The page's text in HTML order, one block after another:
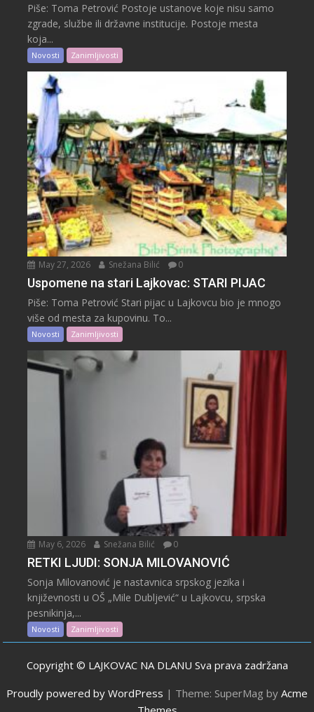
Piše: Toma Petrović Postoje ustanove koje nisu samo
zgrade, službe ili državne institucije. Postoje mesta
koja...
Novosti Zanimljivosti
May 27, 2026 Snežana Bilić 0
Uspomene na stari Lajkovac: STARI PIJAC
Piše: Toma Petrović Stari pijac u Lajkovcu bio je mnogo
više od mesta za kupovinu. To...
Novosti Zanimljivosti
May 6, 2026 Snežana Bilić 0
RETKI LJUDI: SONJA MILOVANOVIĆ
Sonja Milovanović je nastavnica srpskog jezika i
književnosti u OŠ „Mile Dubljević“ u Lajkovcu, srpska
pesnikinja,...
Novosti Zanimljivosti
Copyright © LAJKOVAC NA DLANU Sva prava zadržana
Proudly powered by WordPress | Theme: SuperMag by Acme